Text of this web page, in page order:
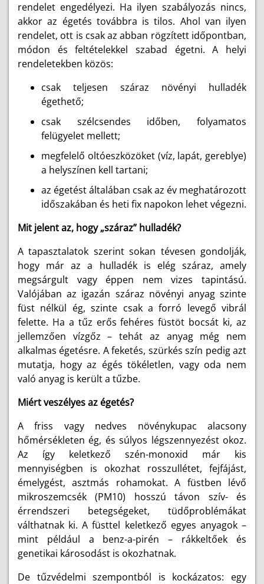
rendelet engedélyezi. Ha ilyen szabályozás nincs,
akkor az égetés továbbra is tilos. Ahol van ilyen
rendelet, ott is csak az abban rögzített időpontban,
módon és feltételekkel szabad égetni. A helyi
rendeletekben közös:
csak teljesen száraz növényi hulladék
égethető;
csak szélcsendes időben, folyamatos
felügyelet mellett;
megfelelő oltóeszközöket (víz, lapát, gereblye)
a helyszínen kell tartani;
az égetést általában csak az év meghatározott
időszakában és heti fix napokon lehet végezni.
Mit jelent az, hogy „száraz” hulladék?
A tapasztalatok szerint sokan tévesen gondolják,
hogy már az a hulladék is elég száraz, amely
megsárgult vagy éppen nem vizes tapintású.
Valójában az igazán száraz növényi anyag szinte
füst nélkül ég, szinte csak a forró levegő vibrál
felette. Ha a tűz erős fehéres füstöt bocsát ki, az
jellemzően vízgőz – tehát az anyag még nem
alkalmas égetésre. A feketés, szürkés szín pedig azt
mutatja, hogy az égés tökéletlen, vagy oda nem
való anyag is került a tűzbe.
Miért veszélyes az égetés?
A friss vagy nedves növénykupac alacsony
hőmérsékleten ég, és súlyos légszennyezést okoz.
Az így keletkező szén-monoxid már kis
mennyiségben is okozhat rosszullétet, fejfájást,
émelygést, asztmás rohamokat. A füstben lévő
mikroszemcsék (PM10) hosszú távon szív- és
érrendszeri betegségeket, tüdőproblémákat
válthatnak ki. A füsttel keletkező egyes anyagok –
mint például a benz-a-pirén – rákkeltőek és
genetikai károsodást is okozhatnak.
De tűzvédelmi szempontból is kockázatos: egy